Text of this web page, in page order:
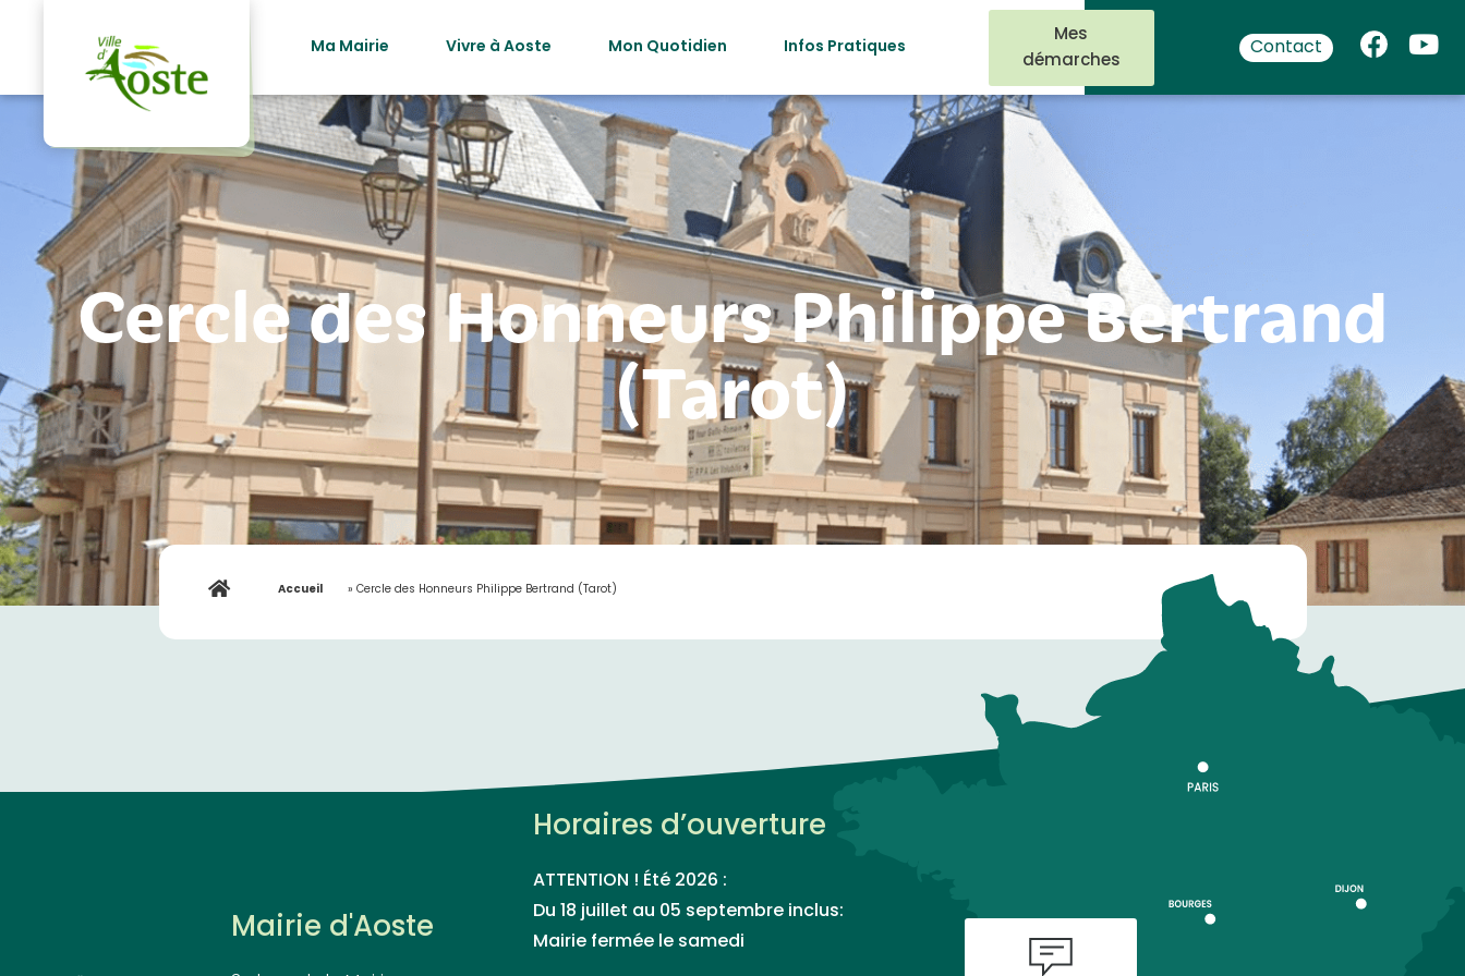
Ma Mairie
Vivre à Aoste Mon Quotidien Infos Pratiques
Mes
démarches
Contact
Cercle des Honneurs Philippe Bertrand
(Tarot)
Accueil » Cercle des Honneurs Philippe Bertrand (Tarot)
Mairie d'Aoste
Horaires d’ouverture
ATTENTION ! Été 2026 :
Du 18 juillet au 05 septembre inclus:
Mairie fermée le samedi